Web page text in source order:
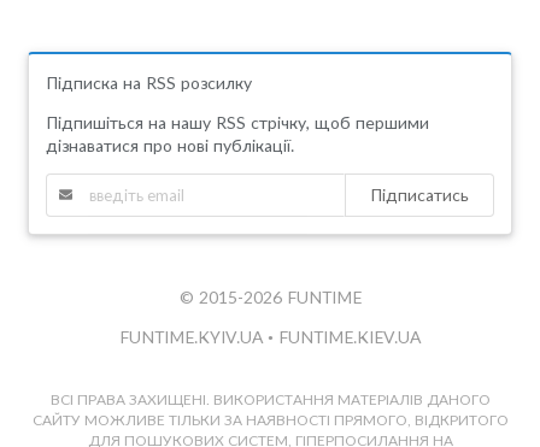
Підписка на RSS розсилку
Підпишіться на нашу RSS стрічку, щоб першими
дізнаватися про нові публікації.
Підписатись
© 2015-2026 FUNTIME
FUNTIME.KYIV.UA • FUNTIME.KIEV.UA
ВСІ ПРАВА ЗАХИЩЕНІ. ВИКОРИСТАННЯ МАТЕРІАЛІВ ДАНОГО
САЙТУ МОЖЛИВЕ ТІЛЬКИ ЗА НАЯВНОСТІ ПРЯМОГО, ВІДКРИТОГО
ДЛЯ ПОШУКОВИХ СИСТЕМ, ГІПЕРПОСИЛАННЯ НА